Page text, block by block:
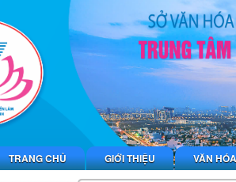
TRANG CHỦ GIỚI THIỆU VĂN HÓA